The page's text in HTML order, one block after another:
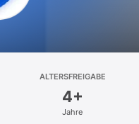
ALTERSFREIGABE
4+
Jahre